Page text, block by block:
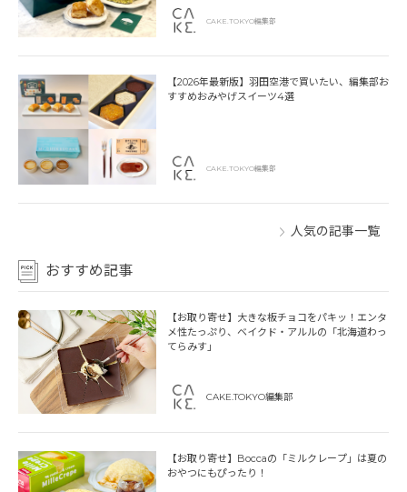
CAKE.TOKYO編集部
【2026年最新版】羽田空港で買いたい、編集部お
すすめおみやげスイーツ4選
CAKE.TOKYO編集部
人気の記事一覧
おすすめ記事
【お取り寄せ】大きな板チョコをパキッ！エンタ
メ性たっぷり、ベイクド・アルルの「北海道わっ
てらみす」
CAKE.TOKYO編集部
【お取り寄せ】Boccaの「ミルクレープ」は夏の
おやつにもぴったり！